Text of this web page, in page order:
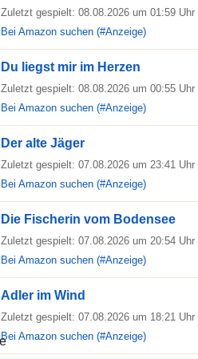
Zuletzt gespielt: 08.08.2026 um 01:59 Uhr
Bei Amazon suchen (#Anzeige)
Du liegst mir im Herzen
Zuletzt gespielt: 08.08.2026 um 00:55 Uhr
Bei Amazon suchen (#Anzeige)
Der alte Jäger
Zuletzt gespielt: 07.08.2026 um 23:41 Uhr
Bei Amazon suchen (#Anzeige)
Die Fischerin vom Bodensee
Zuletzt gespielt: 07.08.2026 um 20:54 Uhr
Bei Amazon suchen (#Anzeige)
Adler im Wind
Zuletzt gespielt: 07.08.2026 um 18:21 Uhr
Bei Amazon suchen (#Anzeige)